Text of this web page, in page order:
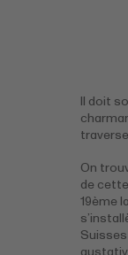
Il doit
On
de
19ème